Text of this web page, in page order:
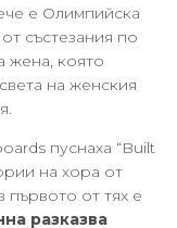
е Олимпийска
състезания по
жена, която
на женския
пуснаха “Built
на хора от
първото от тях е
разказва